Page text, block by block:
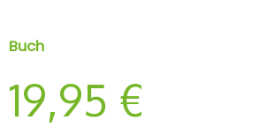
Buch
19,95 €